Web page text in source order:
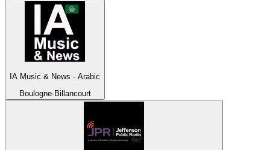
IA Music & News - Arabic
Boulogne-Billancourt